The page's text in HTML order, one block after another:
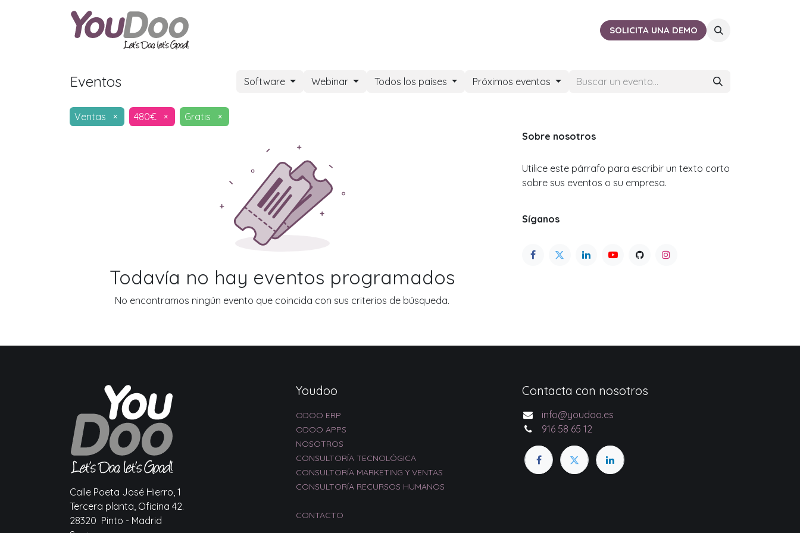
CERCA DE TISOLICITA UNA DEMO
Eventos Software Webinar Todos los países Próximos eventos
Ventas × 480€ × Gratis ×
Todavía no hay eventos programados
No encontramos ningún evento que coincida con sus criterios de búsqueda.
Sobre nosotros
Utilice este párrafo para escribir un texto corto
sobre sus eventos o su empresa.
Síganos
Calle Poeta José Hierro, 1
Tercera planta, Oficina 42.
28320 Pinto - Madrid
Youdoo
ODOO ERP
ODOO APPS
NOSOTROS
CONSULTORÍA TECNOLÓGICA
CONSULTORÍA MARKETING Y VENTAS
CONSULTORÍA RECURSOS HUMANOS
CONTACTO
Contacta con nosotros
info@youdoo.es
916 58 65 12